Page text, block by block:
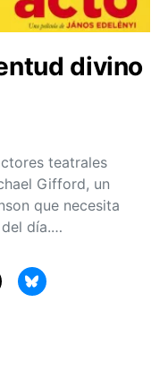
divino
teatrales
Gifford, un
que necesita
día.…